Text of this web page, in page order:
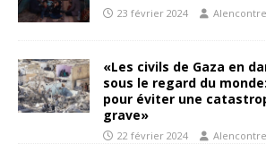
23 février 2024 Alencontre
«Les civils de Gaza en
sous le regard du
pour éviter une
grave»
22 février 2024 Alencontre